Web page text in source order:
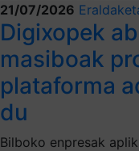
21/07/2026
Digixopek
masiboak
plataforma
du
Bilboko enpresak